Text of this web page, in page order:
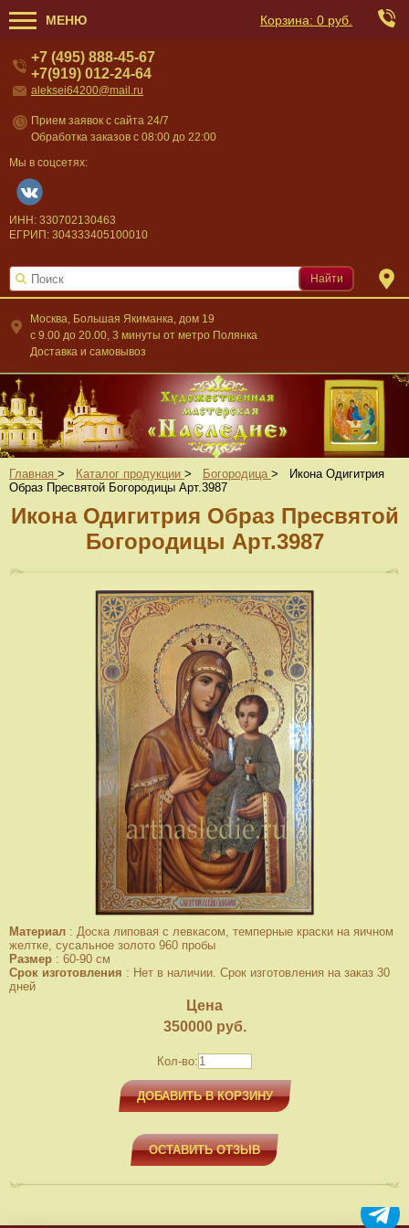
МЕНЮ Корзина: 0 руб.
Москва, Большая Якиманка, дом 19
c 9.00 до 20.00, 3 минуты от метро Полянка
Доставка и самовывоз
+7 (495) 888-45-67
+7(919) 012-24-64
aleksei64200@mail.ru
Прием заявок с сайта 24/7
Обработка заказов с 08:00 до 22:00
Мы в соцсетях:
ИНН: 330702130463
ЕГРИП: 304333405100010
Найти
Главная > Каталог продукции > Богородица >
Икона Одигитрия
Образ Пресвятой Богородицы Арт.3987
Икона Одигитрия Образ Пресвятой
Богородицы Арт.3987
Материал : Доска липовая с левкасом, темперные краски на яичном
желтке, сусальное золото 960 пробы
Размер : 60-90 см
Срок изготовления : Нет в наличии. Срок изготовления на заказ 30
дней
Цена
350000руб.
Кол-во:
ДОБАВИТЬ В КОРЗИНУ
ОСТАВИТЬ ОТЗЫВ